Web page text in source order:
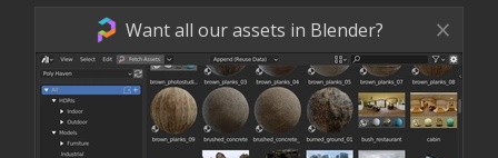
Want all our assets in Blender?